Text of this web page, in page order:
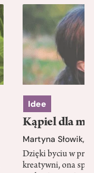
Idee
Kąpiel dla
Martyna Słowik,
Dzięki byciu w
kreatywni, ona